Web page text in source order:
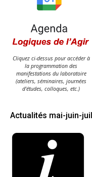
Cliquez ci-dessus pour accéder à
la programmation des
manifestations du laboratoire
(ateliers, séminaires, journées
d'études, colloques, etc.)
Actualités mai-juin-